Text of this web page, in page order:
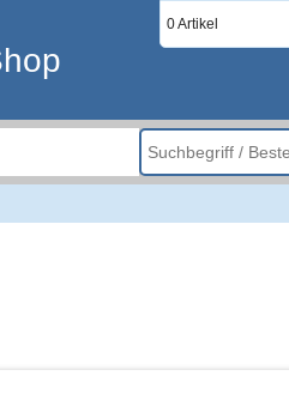
0 Artikel